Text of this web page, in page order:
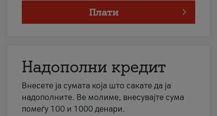
Плати
Надополни кредит
Внесете ја сумата која што сакате да ја
надополните. Ве молиме, внесувајте сума
помеѓу 100 и 1000 денари.